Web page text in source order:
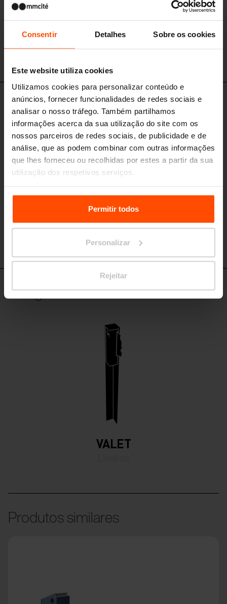
Consentir Detalhes Sobre os cookies
Este website utiliza cookies
Utilizamos cookies para personalizar conteúdo e
anúncios, fornecer funcionalidades de redes sociais e
analisar o nosso tráfego. Também partilhamos
informações acerca da sua utilização do site com os
nossos parceiros de redes sociais, de publicidade e de
análise, que as podem combinar com outras informações
que lhes forneceu ou recolhidas por estes a partir da sua
utilização dos respetivos serviços.
Para mais informações, por favor visitePrinciples
Relating to the Processing Personal Data.
Permitir todos
Personalizar
Rejeitar
VT110 - VT115
Cinzeiro / cinzeiro móvel
coluna de aço / alumínio, cinzeiro de aço inox com apagador de cigarros;
1l
VT110
Design set
VALET
Produtos similares